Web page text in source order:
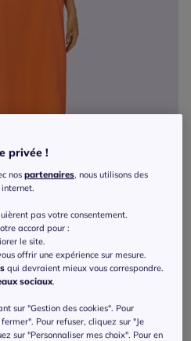
ronde et mancherons
privée !
nospartenaires, nous utilisons des
pas votre consentement.
accord pour :
le site.
offrir une expérience sur mesure.
qui devraient mieux vous correspondre.
sociaux.
sur "Gestion des cookies". Pour
Pour refuser, cliquez sur "Je
sur "Personnaliser mes choix". Pour en